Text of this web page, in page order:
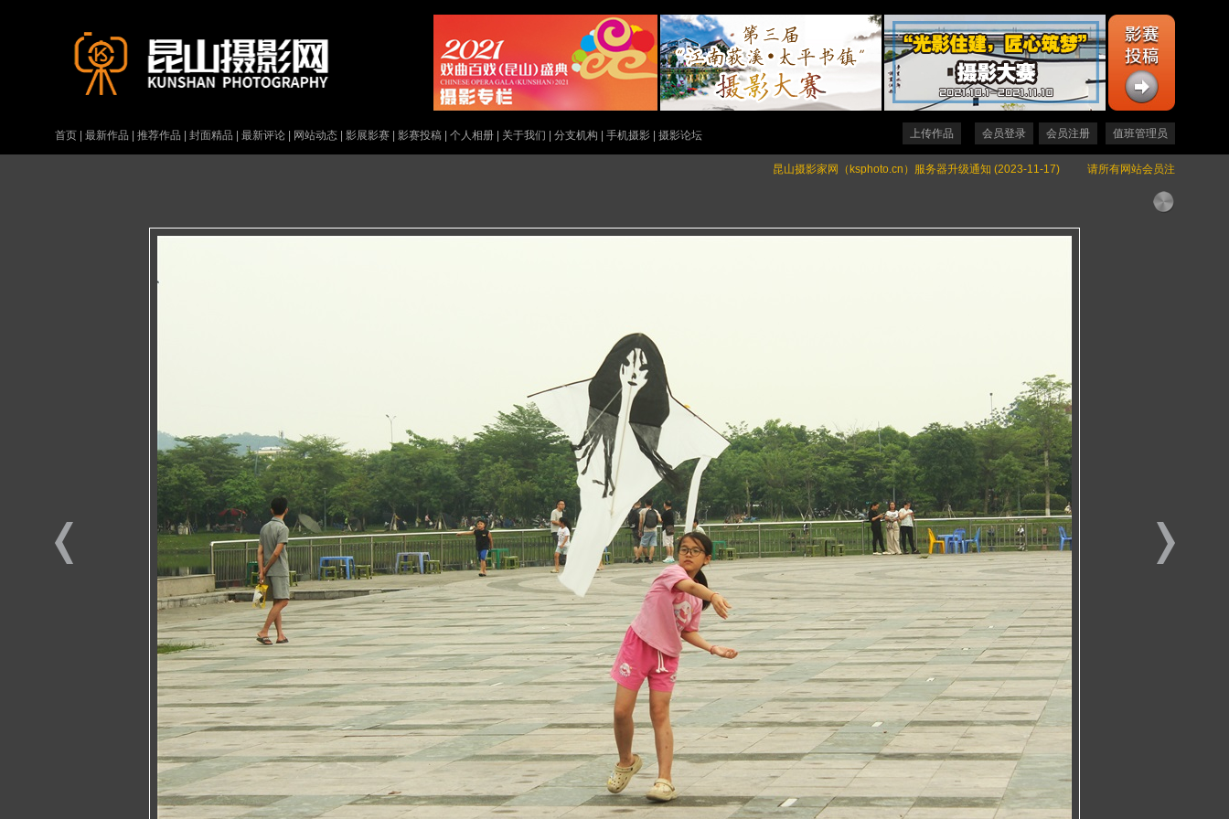
上传作品 会员登录 会员注册 值班管理员
首页| 最新作品 推荐作品 封面精品 最新评论| 网站动态| 影展影赛| 影赛投稿| 个人相册| 关于我们 分支机构 手机摄影| 摄影论坛
昆山摄影家网（ksphoto.cn）服务器升级通知 (2023-11-17) 请所有网站会员注销登录并重新